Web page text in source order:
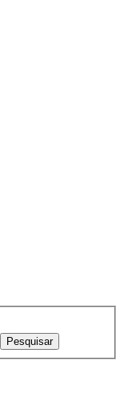
Pesquisar